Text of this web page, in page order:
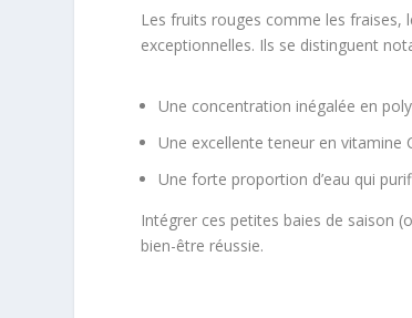
Les fruits rouges comme les
exceptionnelles. Ils se distinguent
Une concentration inégalée en
Une excellente teneur en vitamine
Une forte proportion d’eau qui
Intégrer ces petites baies de saison
bien-être réussie.